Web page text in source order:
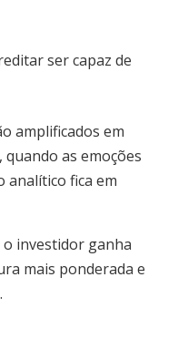
ser capaz de
amplificados em
as emoções
analítico fica em
o investidor ganha
mais ponderada e